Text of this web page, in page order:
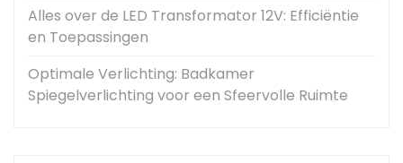
Alles over de LED Transformator 12V: Efficiëntie
en Toepassingen
Optimale Verlichting: Badkamer
Spiegelverlichting voor een Sfeervolle Ruimte